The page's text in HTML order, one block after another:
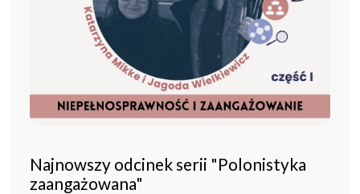
Najnowszy odcinek serii "Polonistyka
zaangażowana"